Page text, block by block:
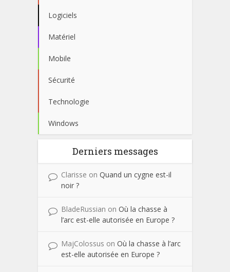
Logiciels
Matériel
Mobile
Sécurité
Technologie
Windows
Derniers messages
Clarisse on Quand un cygne est-il
noir ?
BladeRussian on Où la chasse à
l’arc est-elle autorisée en Europe ?
MajColossus on Où la chasse à l’arc
est-elle autorisée en Europe ?